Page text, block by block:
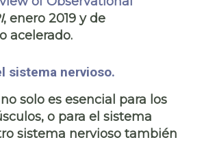
, enero 2019 y de
acelerado.
sistema nervioso.
solo es esencial para los
o para el sistema
sistema nervioso también